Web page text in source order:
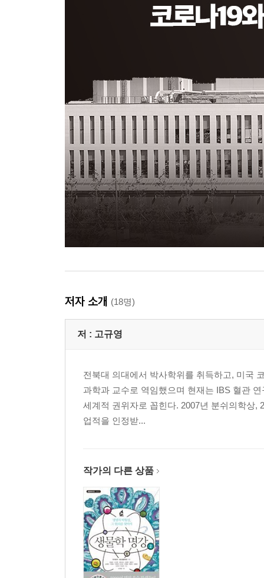
저자 소개 (18명)
저 : 고규영
전북대 의대에서 박사학위를 취득하고, 미국
과학과 교수로 역임했으며 현재는 IBS 혈관
세계적 권위자로 꼽힌다. 2007년 분쉬의학상,
업적을 인정받...
작가의 다른 상품